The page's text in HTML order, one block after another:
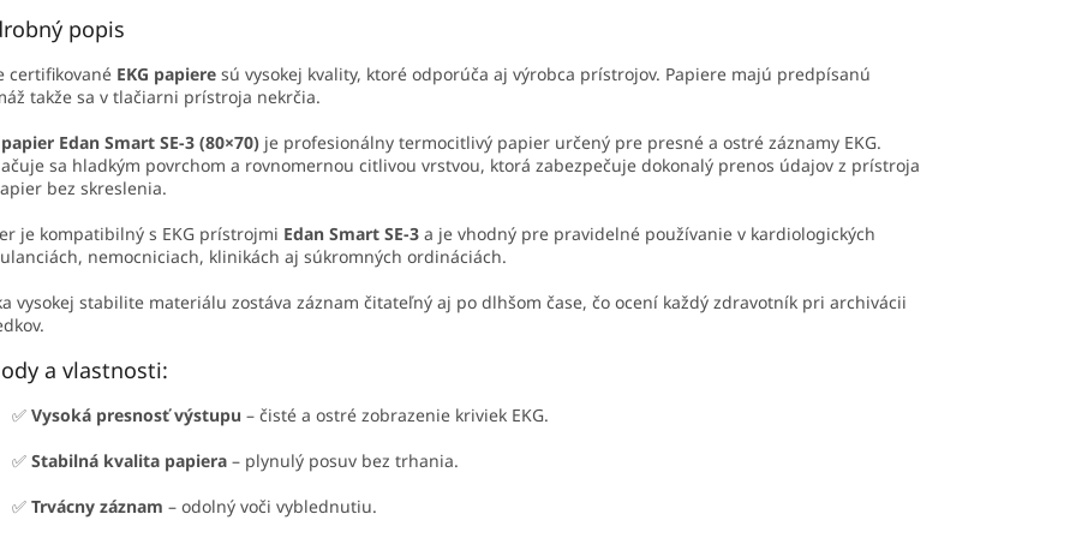
popis
certifikované EKG papiere sú vysokej kvality, ktoré odporúča aj výrobca prístrojov. Papiere majú predpísanú
takže sa v tlačiarni prístroja nekrčia.
papier Edan Smart SE-3 (80×70) je profesionálny termocitlivý papier určený pre presné a ostré záznamy EKG.
sa hladkým povrchom a rovnomernou citlivou vrstvou, ktorá zabezpečuje dokonalý prenos údajov z prístroja
bez skreslenia.
je kompatibilný s EKG prístrojmi Edan Smart SE-3 a je vhodný pre pravidelné používanie v kardiologických
nemocniciach, klinikách aj súkromných ordináciách.
vysokej stabilite materiálu zostáva záznam čitateľný aj po dlhšom čase, čo ocení každý zdravotník pri archivácii
a vlastnosti:
✅ Vysoká presnosť výstupu – čisté a ostré zobrazenie kriviek EKG.
✅ Stabilná kvalita papiera – plynulý posuv bez trhania.
✅ Trvácny záznam – odolný voči vyblednutiu.